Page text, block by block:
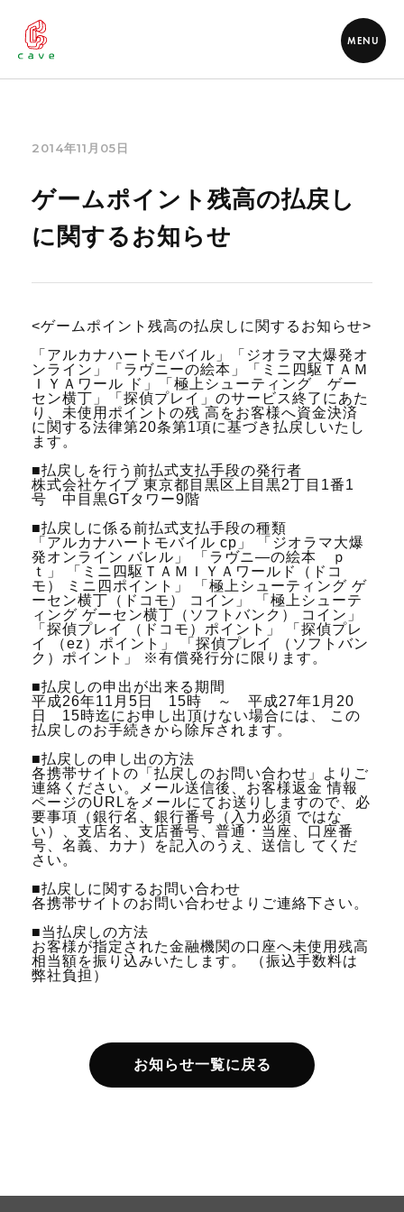
MENU
2014年11月05日
ゲームポイント残高の払戻し
に関するお知らせ
<ゲームポイント残高の払戻しに関するお知らせ>
「アルカナハートモバイル」「ジオラマ大爆発オ
ンライン」「ラヴニーの絵本」「ミニ四駆ＴＡＭ
ＩＹＡワール ド」「極上シューティング ゲー
セン横丁」「探偵プレイ」のサービス終了にあた
り、未使用ポイントの残 高をお客様へ資金決済
に関する法律第20条第1項に基づき払戻しいたし
ます。
■払戻しを行う前払式支払手段の発行者
株式会社ケイブ 東京都目黒区上目黒2丁目1番1
号 中目黒GTタワー9階
■払戻しに係る前払式支払手段の種類
「アルカナハートモバイル cp」 「ジオラマ大爆
発オンライン バレル」 「ラヴニ―の絵本 ｐ
ｔ」 「ミニ四駆ＴＡＭＩＹＡワールド（ドコ
モ） ミニ四ポイント」 「極上シューティング ゲ
ーセン横丁（ドコモ） コイン」 「極上シューテ
ィング ゲーセン横丁（ソフトバンク） コイン」
「探偵プレイ （ドコモ）ポイント」 「探偵プレ
イ （ez）ポイント」 「探偵プレイ （ソフトバン
ク）ポイント」 ※有償発行分に限ります。
■払戻しの申出が出来る期間
平成26年11月5日 15時 ～ 平成27年1月20
日 15時迄にお申し出頂けない場合には、 この
払戻しのお手続きから除斥されます。
■払戻しの申し出の方法
各携帯サイトの「払戻しのお問い合わせ」よりご
連絡ください。メール送信後、お客様返金 情報
ページのURLをメールにてお送りしますので、必
要事項（銀行名、銀行番号（入力必須 ではな
い）、支店名、支店番号、普通・当座、口座番
号、名義、カナ）を記入のうえ、送信し てくだ
さい。
■払戻しに関するお問い合わせ
各携帯サイトのお問い合わせよりご連絡下さい。
■当払戻しの方法
お客様が指定された金融機関の口座へ未使用残高
相当額を振り込みいたします。 （振込手数料は
弊社負担）
お知らせ一覧に戻る